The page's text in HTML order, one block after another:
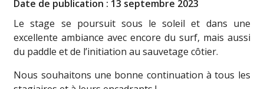
Date de publication : 13 septembre 2023
Le stage se poursuit sous le soleil et dans une
excellente ambiance avec encore du surf, mais aussi
du paddle et de l’initiation au sauvetage côtier.
Nous souhaitons une bonne continuation à tous les